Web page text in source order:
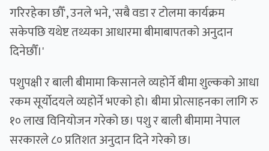
गरिरहेका छौँ', उनले भने, 'सबै वडा र टोलमा कार्यक्रम
सकेपछि यथेष्ट तथ्यका आधारमा बीमाबापतको अनुदान
दिनेछौँ।'
पशुपक्षी र बाली बीमामा किसानले व्यहोर्ने बीमा शुल्कको आधा
रकम सूर्योदयले व्यहोर्ने भएको हो। बीमा प्रोत्साहनका लागि रु
१० लाख विनियोजन गरेको छ। पशु र बाली बीमामा नेपाल
सरकारले ८० प्रतिशत अनुदान दिने गरेको छ।